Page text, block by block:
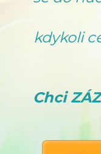
kdykoli
Chci